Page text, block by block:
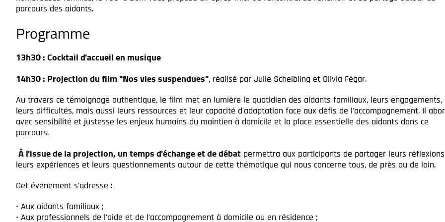
parcours des aidants.
Programme
13h30 : Cocktail d'accueil en musique
14h30 : Projection du film "Nos vies suspendues", réalisé par Julie Scheibling et Olivia Fégar.
Au travers ce témoignage authentique, le film met en lumière le quotidien des aidants familiaux, leurs engagements,
leurs difficultés, mais aussi leurs ressources et leur capacité d'adaptation face aux défis de l'accompagnement. Il
avec sensibilité et justesse les enjeux humains du maintien à domicile et la place essentielle des aidants dans ce
parcours.
À l'issue de la projection, un temps d'échange et de débat permettra aux participants de partager leurs
leurs expériences et leurs questionnements autour de cette thématique qui nous concerne tous, de près ou de loin.
Cet événement s'adresse :
• Aux aidants familiaux ;
• Aux professionnels de l'aide et de l'accompagnement à domicile ou en résidence ;